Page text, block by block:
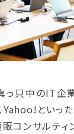
っ只中のIT企業
といっ
販コンサルティ